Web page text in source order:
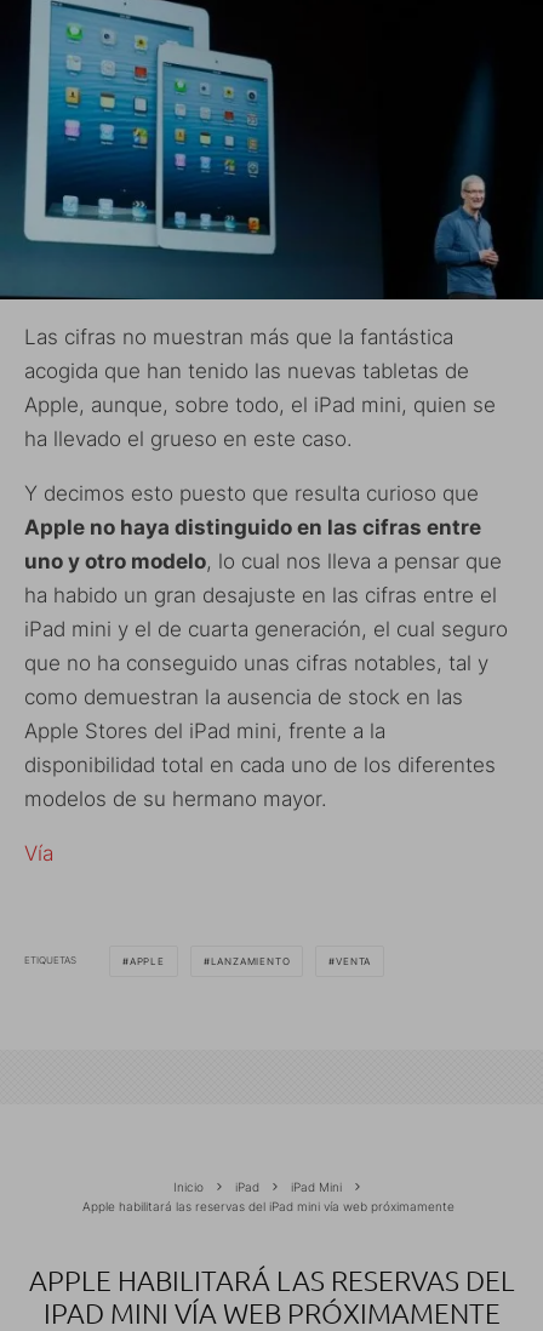
Las cifras no muestran más que la fantástica
acogida que han tenido las nuevas tabletas de
Apple, aunque, sobre todo, el iPad mini, quien se
ha llevado el grueso en este caso.
Y decimos esto puesto que resulta curioso que
Apple no haya distinguido en las cifras entre
uno y otro modelo, lo cual nos lleva a pensar que
ha habido un gran desajuste en las cifras entre el
iPad mini y el de cuarta generación, el cual seguro
que no ha conseguido unas cifras notables, tal y
como demuestran la ausencia de stock en las
Apple Stores del iPad mini, frente a la
disponibilidad total en cada uno de los diferentes
modelos de su hermano mayor.
Vía
ETIQUETAS APPLE LANZAMIENTO VENTA
Inicio iPad
iPad Mini
Apple habilitará las reservas del iPad mini vía web próximamente
APPLE HABILITARÁ LAS RESERVAS DEL
IPAD MINI VÍA WEB PRÓXIMAMENTE